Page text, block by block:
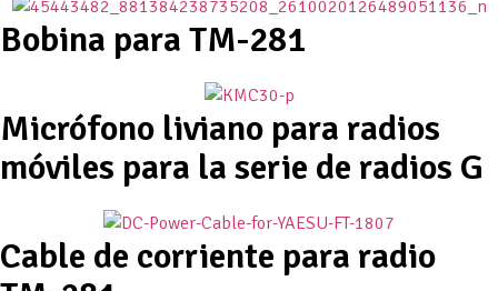
Bobina para TM-281
Micrófono liviano para radios
móviles para la serie de radios G
Cable de corriente para radio